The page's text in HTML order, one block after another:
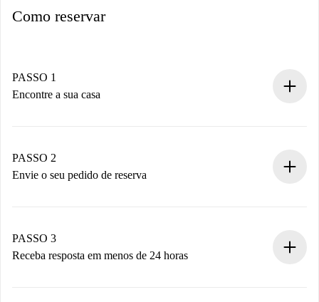
Como reservar
PASSO 1
Encontre a sua casa
Você tem todas as informações necessárias
antecipadamente.
PASSO 2
Envie o seu pedido de reserva
Não cobramos nada até que o proprietário confirme.
PASSO 3
Receba resposta em menos de 24 horas